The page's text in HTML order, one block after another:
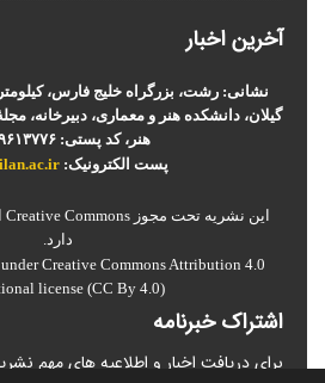
آخرین اخبار
گیلان، دانشکده هنر و معماری، دبیرخانه،
هنر، کد پستی: ۴۱۹۹۶۱۳۷۷۶.
پست الکترونیک:
دارد.
Creative Commons Attribution 4.0
license (CC By 4.0)
اشتراک خبرنامه
برای دریافت اخبار و اطلاعیه های مهم